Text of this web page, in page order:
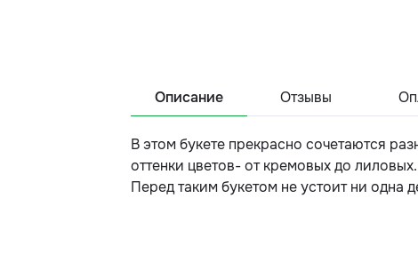
Описание Отзывы
В этом букете прекрасно сочетаются
оттенки цветов- от кремовых до лиловых.
Перед таким букетом не устоит ни одна